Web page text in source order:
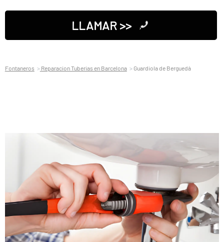
LLAMAR >>
Fontaneros Reparacion Tuberias en Barcelona Guardiola de Berguedà